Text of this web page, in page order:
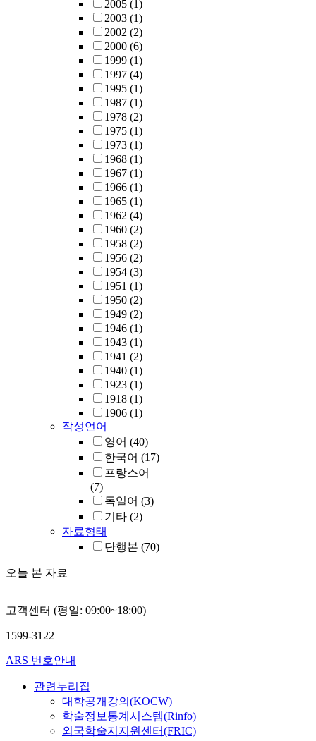
2005 (1)
2003 (1)
2002 (2)
2000 (6)
1999 (1)
1997 (4)
1995 (1)
1987 (1)
1978 (2)
1975 (1)
1973 (1)
1968 (1)
1967 (1)
1966 (1)
1965 (1)
1962 (4)
1960 (2)
1958 (2)
1956 (2)
1954 (3)
1951 (1)
1950 (2)
1949 (2)
1946 (1)
1943 (1)
1941 (2)
1940 (1)
1923 (1)
1918 (1)
1906 (1)
작성언어
영어 (40)
한국어 (17)
프랑스어
(7)
독일어 (3)
기타 (2)
자료형태
단행본 (70)
오늘 본 자료
고객센터 (평일: 09:00~18:00)
1599-3122
ARS 번호안내
관련누리집
대학공개강의(KOCW)
학술정보통계시스템(Rinfo)
외국학술지지원센터(FRIC)